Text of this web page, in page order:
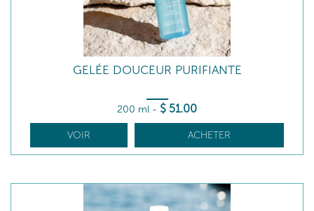
GELÉE DOUCEUR PURIFIANTE
200 ml - $ 51.00
VOIR ACHETER